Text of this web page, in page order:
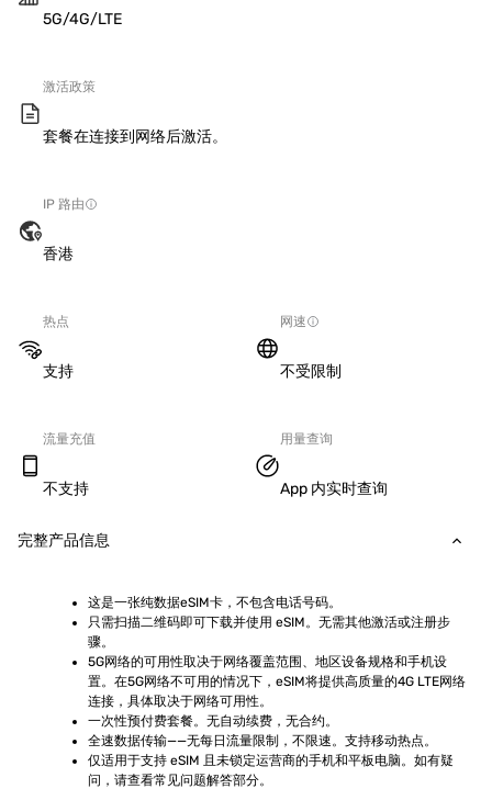
5G/4G/LTE
激活政策
套餐在连接到网络后激活。
IP 路由
香港
热点
支持
网速
不受限制
流量充值
不支持
用量查询
App 内实时查询
完整产品信息
这是一张纯数据eSIM卡，不包含电话号码。
只需扫描二维码即可下载并使用 eSIM。无需其他激活或注册步
骤。
5G网络的可用性取决于网络覆盖范围、地区设备规格和手机设
置。在5G网络不可用的情况下，eSIM将提供高质量的4G LTE网络
连接，具体取决于网络可用性。
一次性预付费套餐。无自动续费，无合约。
全速数据传输——无每日流量限制，不限速。支持移动热点。
仅适用于支持 eSIM 且未锁定运营商的手机和平板电脑。如有疑
问，请查看常见问题解答部分。